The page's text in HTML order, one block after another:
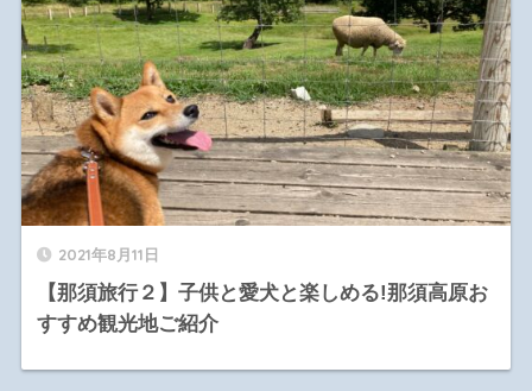
2021年8月11日
【那須旅行２】子供と愛犬と楽しめる!那須高原お
すすめ観光地ご紹介